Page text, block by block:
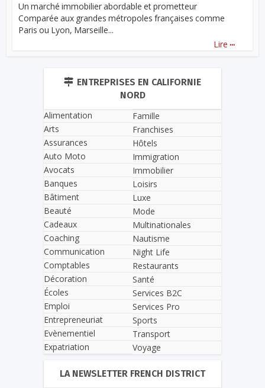
Un marché immobilier abordable et prometteur
Comparée aux grandes métropoles françaises comme
Paris ou Lyon, Marseille...
Lire ...
ENTREPRISES EN CALIFORNIE
NORD
Alimentation
Arts
Assurances
Auto Moto
Avocats
Banques
Bâtiment
Beauté
Cadeaux
Coaching
Communication
Comptables
Décoration
Écoles
Emploi
Entrepreneuriat
Evènementiel
Expatriation
Famille
Franchises
Hôtels
Immigration
Immobilier
Loisirs
Luxe
Mode
Multinationales
Nautisme
Night Life
Restaurants
Santé
Services B2C
Services Pro
Sports
Transport
Voyage
LA NEWSLETTER FRENCH DISTRICT